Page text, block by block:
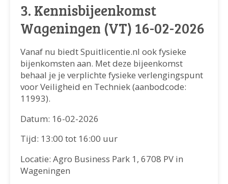
3. Kennisbijeenkomst
Wageningen (VT) 16-02-2026
Vanaf nu biedt Spuitlicentie.nl ook fysieke
bijenkomsten aan. Met deze bijeenkomst
behaal je je verplichte fysieke verlengingspunt
voor Veiligheid en Techniek (aanbodcode:
11993).
Datum: 16-02-2026
Tijd: 13:00 tot 16:00 uur
Locatie: Agro Business Park 1, 6708 PV in
Wageningen